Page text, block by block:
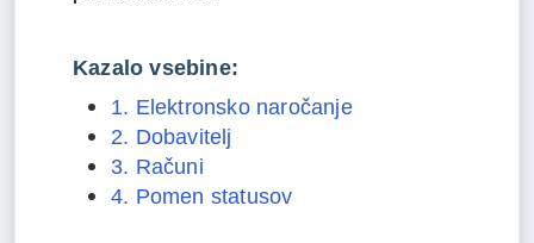
Kazalo vsebine:
1. Elektronsko naročanje
2. Dobavitelj
3. Računi
4. Pomen statusov